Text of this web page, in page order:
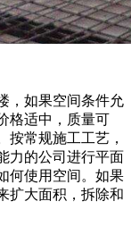
，如果空间条件允
格适中，质量可
按常规施工工艺，
力的公司进行平面
何使用空间。如果
扩大面积，拆除和